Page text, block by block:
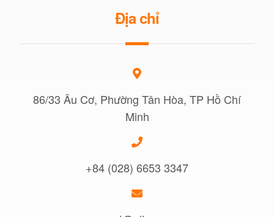
Địa chỉ
86/33 Âu Cơ, Phường Tân Hòa, TP Hồ Chí
Minh
+84 (028) 6653 3347